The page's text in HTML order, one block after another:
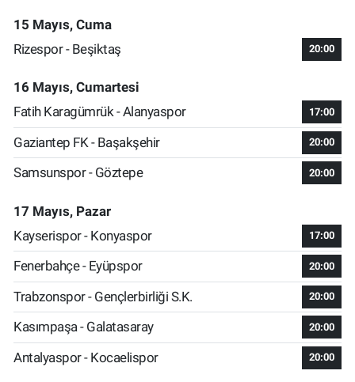
15 Mayıs, Cuma
Rizespor - Beşiktaş
20:00
16 Mayıs, Cumartesi
Fatih Karagümrük - Alanyaspor
17:00
Gaziantep FK - Başakşehir 20:00
Samsunspor - Göztepe 20:00
17 Mayıs, Pazar
Kayserispor - Konyaspor
17:00
Fenerbahçe - Eyüpspor 20:00
Trabzonspor - Gençlerbirliği S.K. 20:00
Kasımpaşa - Galatasaray 20:00
Antalyaspor - Kocaelispor 20:00